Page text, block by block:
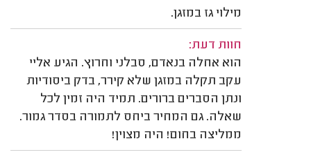
מילוי גז במזגן.
חוות דעת:
הוא אחלה בנאדם, סבלני וחרוץ. הגיע אליי
עקב תקלה במזגן שלא קירר, בדק ביסודיות
ונתן הסברים ברורים. תמיד היה זמין לכל
שאלה. גם המחיר ביחס לתמורה בסדר גמור.
ממליצה בחום! היה מצוין!